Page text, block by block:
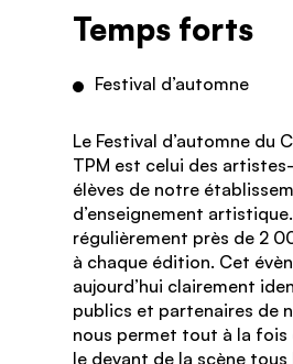
Temps forts
Festival d’automne
Le Festival d’automne du
TPM est celui des
élèves de notre
d’enseignement
régulièrement près de 2
à chaque édition. Cet
aujourd’hui clairement
publics et partenaires de
nous permet tout à la
le devant de la scène